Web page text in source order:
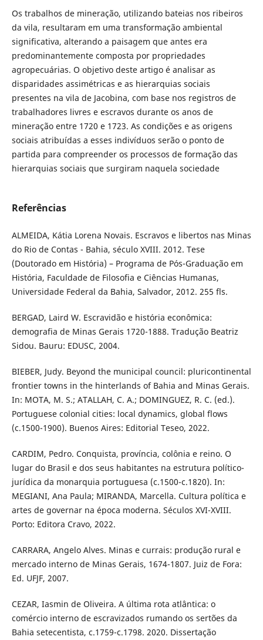
Os trabalhos de mineração, utilizando bateias nos ribeiros
da vila, resultaram em uma transformação ambiental
significativa, alterando a paisagem que antes era
predominantemente composta por propriedades
agropecuárias. O objetivo deste artigo é analisar as
disparidades assimétricas e as hierarquias sociais
presentes na vila de Jacobina, com base nos registros de
trabalhadores livres e escravos durante os anos de
mineração entre 1720 e 1723. As condições e as origens
sociais atribuídas a esses indivíduos serão o ponto de
partida para compreender os processos de formação das
hierarquias sociais que surgiram naquela sociedade
Referências
ALMEIDA, Kátia Lorena Novais. Escravos e libertos nas Minas
do Rio de Contas - Bahia, século XVIII. 2012. Tese
(Doutorado em História) – Programa de Pós-Graduação em
História, Faculdade de Filosofia e Ciências Humanas,
Universidade Federal da Bahia, Salvador, 2012. 255 fls.
BERGAD, Laird W. Escravidão e história econômica:
demografia de Minas Gerais 1720-1888. Tradução Beatriz
Sidou. Bauru: EDUSC, 2004.
BIEBER, Judy. Beyond the municipal council: pluricontinental
frontier towns in the hinterlands of Bahia and Minas Gerais.
In: MOTA, M. S.; ATALLAH, C. A.; DOMINGUEZ, R. C. (ed.).
Portuguese colonial cities: local dynamics, global flows
(c.1500-1900). Buenos Aires: Editorial Teseo, 2022.
CARDIM, Pedro. Conquista, província, colônia e reino. O
lugar do Brasil e dos seus habitantes na estrutura político-
jurídica da monarquia portuguesa (c.1500-c.1820). In:
MEGIANI, Ana Paula; MIRANDA, Marcella. Cultura política e
artes de governar na época moderna. Séculos XVI-XVIII.
Porto: Editora Cravo, 2022.
CARRARA, Angelo Alves. Minas e currais: produção rural e
mercado interno de Minas Gerais, 1674-1807. Juiz de Fora:
Ed. UFJF, 2007.
CEZAR, Iasmin de Oliveira. A última rota atlântica: o
comércio interno de escravizados rumando os sertões da
Bahia setecentista, c.1759-c.1798. 2020. Dissertação